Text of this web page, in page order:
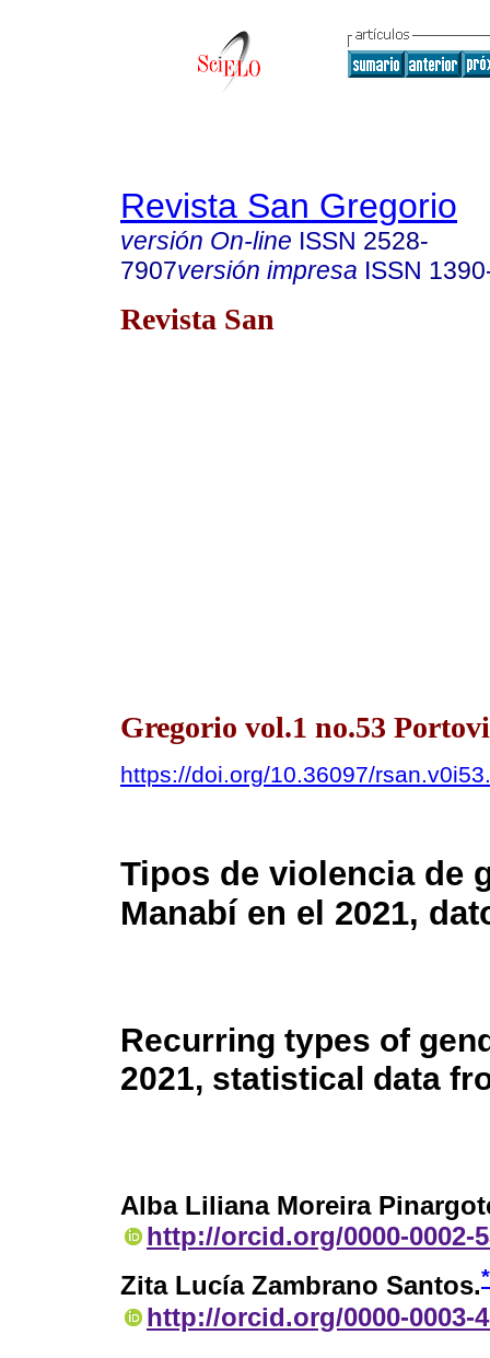
Revista San Gregorio
versión On-line ISSN 2528-
7907versión impresa ISSN
Revista San
Gregorio vol.1 no.53
https://doi.org/10.36097/
Tipos de violencia de
Manabí en el 2021,
Recurring types of
2021, statistical data
Alba Liliana Moreira
http://orcid.org/0000-0002-
Zita Lucía Zambrano Santos.
http://orcid.org/0000-0003-